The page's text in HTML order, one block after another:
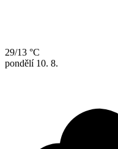
29/13 °C
pondělí 10. 8.